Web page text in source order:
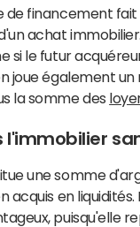
de financement
achat
si le futur
joue également
la somme des
l'immobilier
une somme
acquis en
puisqu'elle